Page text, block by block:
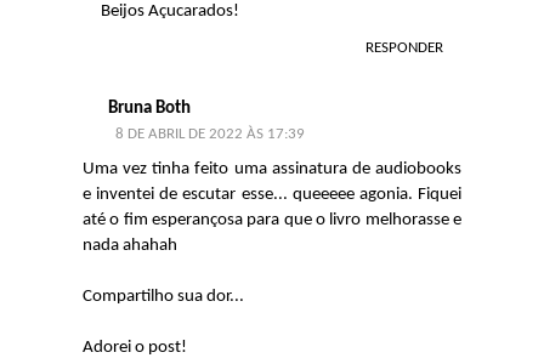
Beijos Açucarados!
RESPONDER
Bruna Both
8 DE ABRIL DE 2022 ÀS 17:39
Uma vez tinha feito uma assinatura de audiobooks
e inventei de escutar esse... queeeee agonia. Fiquei
até o fim esperançosa para que o livro melhorasse e
nada ahahah
Compartilho sua dor...
Adorei o post!